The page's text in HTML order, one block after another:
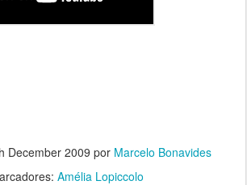
December 2009 por Marcelo Bonavides
Amélia Lopiccolo